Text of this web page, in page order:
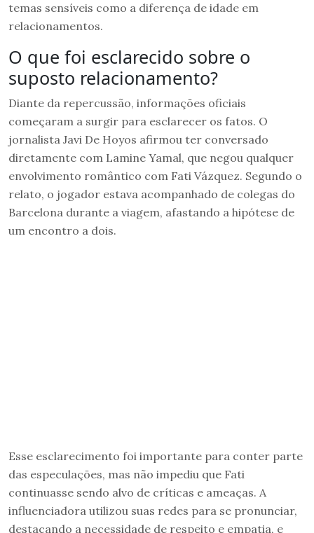
temas sensíveis como a diferença de idade em
relacionamentos.
O que foi esclarecido sobre o
suposto relacionamento?
Diante da repercussão, informações oficiais
começaram a surgir para esclarecer os fatos. O
jornalista Javi De Hoyos afirmou ter conversado
diretamente com Lamine Yamal, que negou qualquer
envolvimento romântico com Fati Vázquez. Segundo o
relato, o jogador estava acompanhado de colegas do
Barcelona durante a viagem, afastando a hipótese de
um encontro a dois.
Esse esclarecimento foi importante para conter parte
das especulações, mas não impediu que Fati
continuasse sendo alvo de críticas e ameaças. A
influenciadora utilizou suas redes para se pronunciar,
destacando a necessidade de respeito e empatia, e